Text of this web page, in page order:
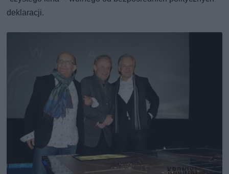
deklaracji.